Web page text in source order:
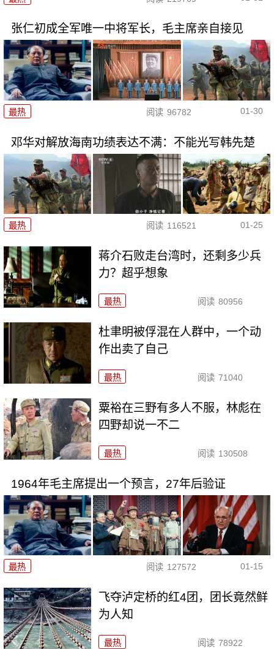
张仁初成全军唯一中将军长，毛主席亲自接见
最热 阅读 96782 01-30
邓华对解放海南功绩表达不满：不能光写韩先楚
最热 阅读 116521 01-25
蒋介石败走台湾时，还剩多少兵
力？超乎想象
最热 阅读 80956
杜聿明被俘混在人群中，一个动
作出卖了自己
最热 阅读 71040
粟裕在三野有多人不服，林彪在
四野却说一不二
最热 阅读 130508
1964年毛主席提出一个预言，27年后验证
最热 阅读 127572 01-15
飞夺泸定桥的红4团，团长竟然鲜
为人知
最热 阅读 78922